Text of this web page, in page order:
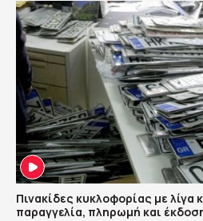
Πινακίδες κυκλοφορίας με λίγα
παραγγελία, πληρωμή και